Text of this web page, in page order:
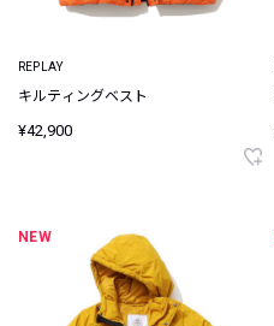
REPLAY
キルティングベスト
¥42,900
NEW